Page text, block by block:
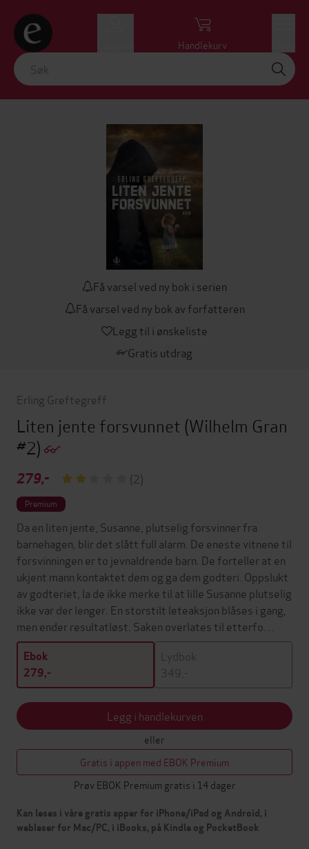
Handlekurv
Få varsel ved ny bok i serien
Få varsel ved ny bok av forfatteren
Legg til i ønskeliste
Gratis utdrag
Erling Greftegreff
Liten jente forsvunnet (Wilhelm Gran
#2)
279,- (2)
Premium
Da en liten jente, Susanne, plutselig forsvinner fra
barnehagen, blir det slått full alarm. De eneste vitnene til
forsvinningen er to jevnaldrende barn. De forteller at en
ukjent mann kontaktet dem og ga dem godteri. Oppslukt
av godteriet, la de ikke merke til at lille Susanne plutselig
ikke var der lenger. En storstilt leteaksjon blåses i gang,
men ender resultatløst. Saken overlates til etterfo…
Ebok
279,-
Lydbok
349,-
Legg i handlekurven
eller
Gratis i appen med EBOK Premium
Prøv EBOK Premium gratis i 14 dager
Kan leses i våre gratis apper for iPhone/iPad og Android, i
webleser for Mac/PC, i iBooks, på Kindle og PocketBook